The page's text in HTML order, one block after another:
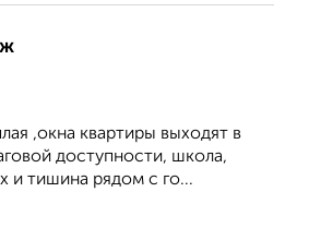
,окна квартиры выходят в
доступности, школа,
и тишина рядом с го...